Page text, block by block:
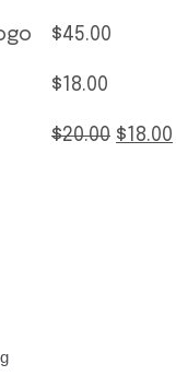
$45.00
$ 18.00
$20.00 Original
$ 18.00